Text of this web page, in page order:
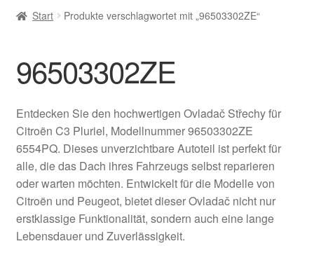
Datenschutz-Bestimmungen
Impressum
Kasse
Kontakt
Lieferung
Start Produkte verschlagwortet mit „96503302ZE“
96503302ZE
Entdecken Sie den hochwertigen Ovladač Střechy für
Citroën C3 Pluriel, Modellnummer 96503302ZE
6554PQ. Dieses unverzichtbare Autoteil ist perfekt für
alle, die das Dach ihres Fahrzeugs selbst reparieren
oder warten möchten. Entwickelt für die Modelle von
Citroën und Peugeot, bietet dieser Ovladač nicht nur
erstklassige Funktionalität, sondern auch eine lange
Lebensdauer und Zuverlässigkeit.